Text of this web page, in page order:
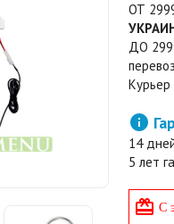
ОТ
ДО
Курьер

14
5 лет
 С